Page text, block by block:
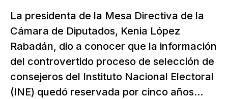
La presidenta de la Mesa Directiva de la
Cámara de Diputados, Kenia López
Rabadán, dio a conocer que la información
del controvertido proceso de selección de
consejeros del Instituto Nacional Electoral
(INE) quedó reservada por cinco años...